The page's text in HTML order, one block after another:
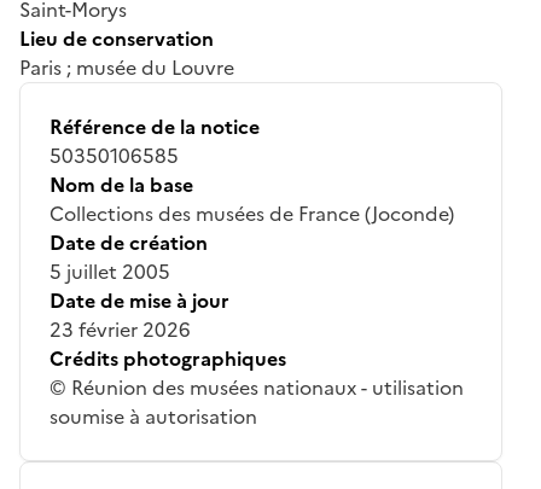
Saint-Morys
Lieu de conservation
Paris ; musée du Louvre
Référence de la notice
50350106585
Nom de la base
Collections des musées de France (Joconde)
Date de création
5 juillet 2005
Date de mise à jour
23 février 2026
Crédits photographiques
© Réunion des musées nationaux - utilisation
soumise à autorisation